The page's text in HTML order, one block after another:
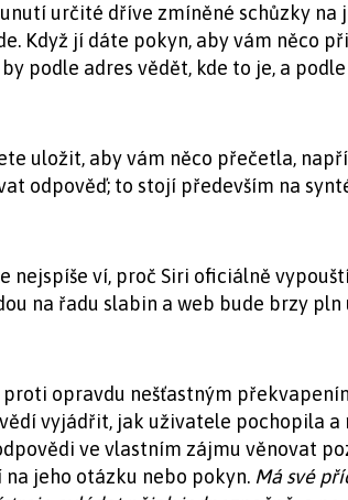
určité dříve zmíněné schůzky na
Když jí dáte pokyn, aby vám něco
podle adres vědět, kde to je, a podle
uložit, aby vám něco přečetla,
odpověď; to stojí především na
nejspíše ví, proč Siri oficiálně
na řadu slabin a web bude brzy pln
opravdu nešťastným
vyjádřit, jak uživatele pochopila a
ve vlastním zájmu věnovat
jeho otázku nebo pokyn. Má své